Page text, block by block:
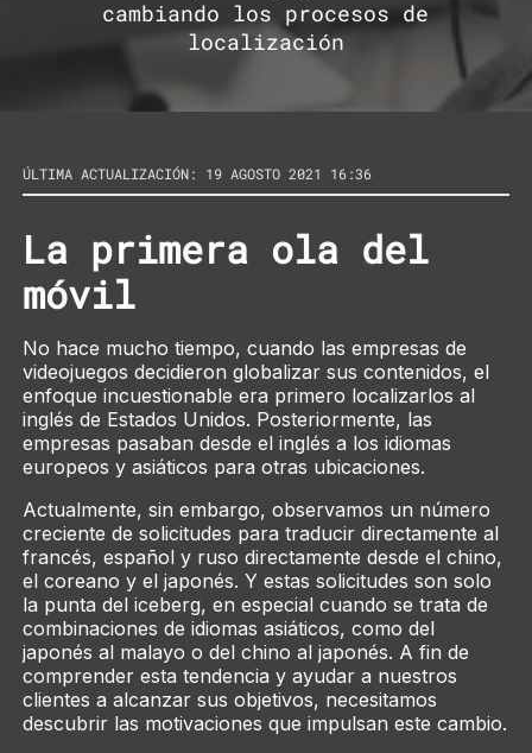
cambiando los procesos de
localización
ÚLTIMA ACTUALIZACIÓN: 19 AGOSTO 2021 16:36
La primera ola del
móvil
No hace mucho tiempo, cuando las empresas de
videojuegos decidieron globalizar sus contenidos, el
enfoque incuestionable era primero localizarlos al
inglés de Estados Unidos. Posteriormente, las
empresas pasaban desde el inglés a los idiomas
europeos y asiáticos para otras ubicaciones.
Actualmente, sin embargo, observamos un número
creciente de solicitudes para traducir directamente al
francés, español y ruso directamente desde el chino,
el coreano y el japonés. Y estas solicitudes son solo
la punta del iceberg, en especial cuando se trata de
combinaciones de idiomas asiáticos, como del
japonés al malayo o del chino al japonés. A fin de
comprender esta tendencia y ayudar a nuestros
clientes a alcanzar sus objetivos, necesitamos
descubrir las motivaciones que impulsan este cambio.